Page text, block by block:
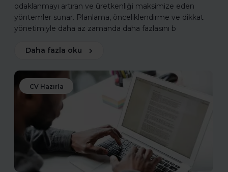
odaklanmayı artıran ve üretkenliği maksimize eden
yöntemler sunar. Planlama, önceliklendirme ve dikkat
yönetimiyle daha az zamanda daha fazlasını b
Daha fazla oku
CV Hazırla